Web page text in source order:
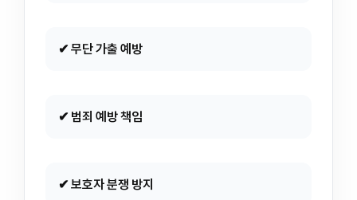
✔ 무단 가출 예방
✔ 범죄 예방 책임
✔ 보호자 분쟁 방지